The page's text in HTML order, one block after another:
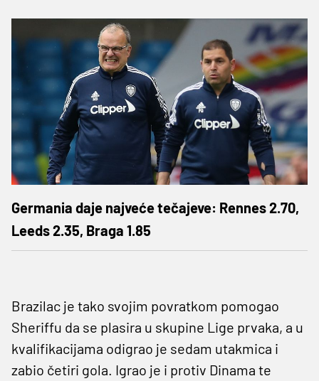
Germania daje najveće tečajeve: Rennes 2.70,
Leeds 2.35, Braga 1.85
Brazilac je tako svojim povratkom pomogao
Sheriffu da se plasira u skupine Lige prvaka, a u
kvalifikacijama odigrao je sedam utakmica i
zabio četiri gola. Igrao je i protiv Dinama te